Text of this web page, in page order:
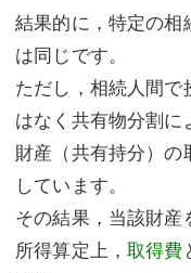
結果的に，特定の相
は同じです。
ただし，相続人間
はなく共有物分割に
財産（共有持分）
しています。
その結果，当該財
所得算定上，取得費